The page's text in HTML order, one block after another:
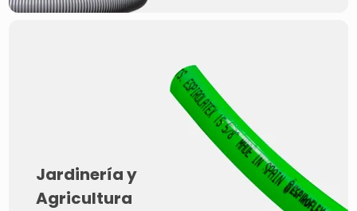
Jardinería y
Agricultura